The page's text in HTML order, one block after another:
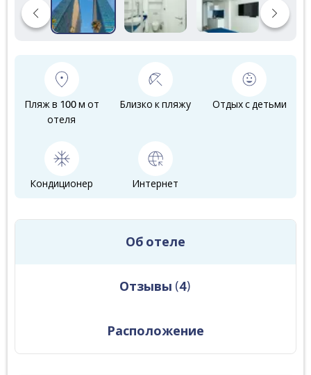
Пляж в 100 м от
отеля
Близко к пляжу Отдых с детьми
Кондиционер Интернет
Об отеле
Отзывы (4)
Расположение